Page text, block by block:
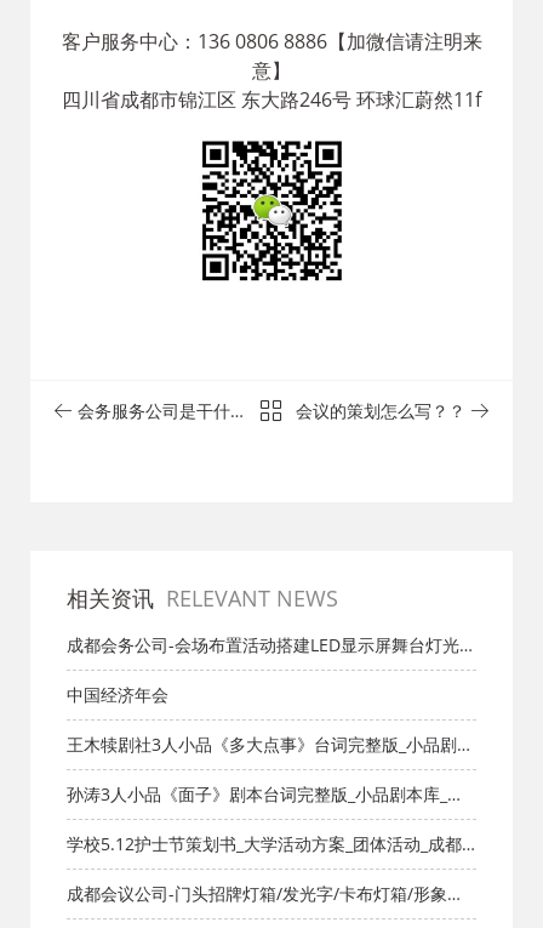
客户服务中心：136 0806 8886【加微信请注明来
意】
四川省成都市锦江区 东大路246号 环球汇蔚然11f
会务服务公司是干什么
会议的策划怎么写？？
相关资讯 RELEVANT NEWS
成都会务公司-会场布置活动搭建LED显示屏舞台灯光音
响背景
中国经济年会
王木犊剧社3人小品《多大点事》台词完整版_小品剧本
库_知识库_成都活动公司网_策划网_方案网_文案网_文
档网
孙涛3人小品《面子》剧本台词完整版_小品剧本库_知
识库_成都活动公司网_策划网_方案网_文案网_文档网
学校5.12护士节策划书_大学活动方案_团体活动_成都
活动公司网_策划网_方案网_文案网_文档网
成都会议公司-门头招牌灯箱/发光字/卡布灯箱/形象墙/